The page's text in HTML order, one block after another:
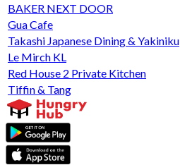
BAKER NEXT DOOR
Gua Cafe
Takashi Japanese Dining & Yakiniku
Le Mirch KL
Red House 2 Private Kitchen
Tiffin & Tang